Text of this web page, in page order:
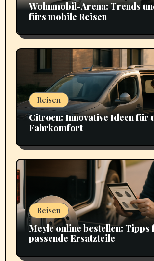
Wohnmobil-Arena: Trends
fürs mobile Reisen
Reisen
Citroen: Innovative Ideen für
Fahrkomfort
Reisen
Meyle online bestellen: Tipps
passende Ersatzteile